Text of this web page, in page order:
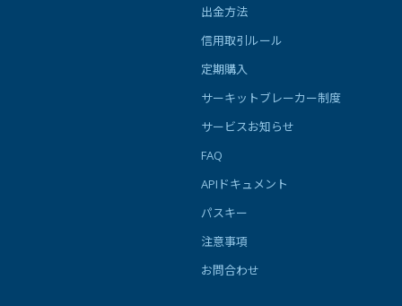
出金方法
信用取引ルール
定期購入
サーキットブレーカー制度
サービスお知らせ
FAQ
APIドキュメント
パスキー
注意事項
お問合わせ